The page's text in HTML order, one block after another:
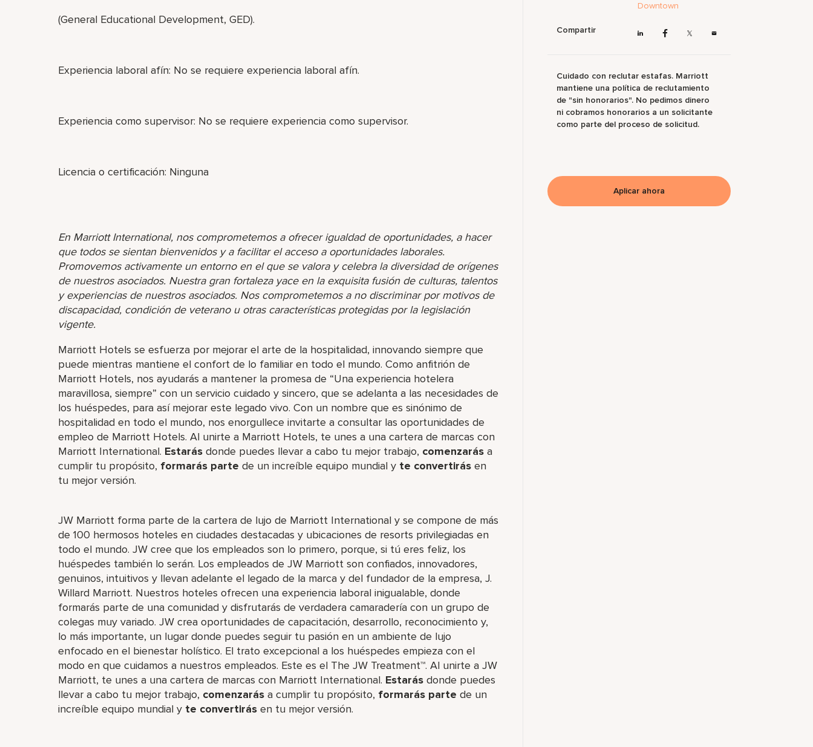
(General Educational Development, GED).
Experiencia laboral afín: No se requiere experiencia laboral afín.
Experiencia como supervisor: No se requiere experiencia como supervisor.
Licencia o certificación: Ninguna
En Marriott International, nos comprometemos a ofrecer igualdad de oportunidades, a hacer
que todos se sientan bienvenidos y a facilitar el acceso a oportunidades laborales.
Promovemos activamente un entorno en el que se valora y celebra la diversidad de orígenes
de nuestros asociados. Nuestra gran fortaleza yace en la exquisita fusión de culturas, talentos
y experiencias de nuestros asociados. Nos comprometemos a no discriminar por motivos de
discapacidad, condición de veterano u otras características protegidas por la legislación
vigente.
Marriott Hotels se esfuerza por mejorar el arte de la hospitalidad, innovando siempre que
puede mientras mantiene el confort de lo familiar en todo el mundo. Como anfitrión de
Marriott Hotels, nos ayudarás a mantener la promesa de “Una experiencia hotelera
maravillosa, siempre” con un servicio cuidado y sincero, que se adelanta a las necesidades de
los huéspedes, para así mejorar este legado vivo. Con un nombre que es sinónimo de
hospitalidad en todo el mundo, nos enorgullece invitarte a consultar las oportunidades de
empleo de Marriott Hotels. Al unirte a Marriott Hotels, te unes a una cartera de marcas con
Marriott International. Estarás donde puedes llevar a cabo tu mejor trabajo,​ comenzarás a
cumplir tu propósito, formarás parte de un increíble​ equipo mundial y te convertirás en
tu mejor versión.
JW Marriott forma parte de la cartera de lujo de Marriott International y se compone de más
de 100 hermosos hoteles en ciudades destacadas y ubicaciones de resorts privilegiadas en
todo el mundo. JW cree que los empleados son lo primero, porque, si tú eres feliz, los
huéspedes también lo serán. Los empleados de JW Marriott son confiados, innovadores,
genuinos, intuitivos y llevan adelante el legado de la marca y del fundador de la empresa, J.
Willard Marriott. Nuestros hoteles ofrecen una experiencia laboral inigualable, donde
formarás parte de una comunidad y disfrutarás de verdadera camaradería con un grupo de
colegas muy variado. JW crea oportunidades de capacitación, desarrollo, reconocimiento y,
lo más importante, un lugar donde puedes seguir tu pasión en un ambiente de lujo
enfocado en el bienestar holístico. El trato excepcional a los huéspedes empieza con el
modo en que cuidamos a nuestros empleados. Este es el The JW Treatment™. Al unirte a JW
Marriott, te unes a una cartera de marcas con Marriott International. Estarás donde puedes
llevar a cabo tu mejor trabajo,​ comenzarás a cumplir tu propósito, formarás parte de un
increíble​ equipo mundial y te convertirás en tu mejor versión.
Downtown
Compartir
Cuidado con reclutar estafas. Marriott
mantiene una política de reclutamiento
de "sin honorarios". No pedimos dinero
ni cobramos honorarios a un solicitante
como parte del proceso de solicitud.
Aplicar ahora